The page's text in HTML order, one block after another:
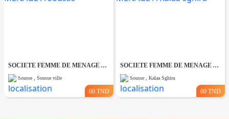
SOCIETE FEMME DE MENAGE A Sousse
Sousse , Sousse ville
60 TND
SOCIETE FEMME DE MENAGE A Kalaa sghira
Sousse , Kalaa Sghira
60 TND